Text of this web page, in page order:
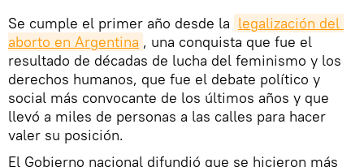
Se cumple el primer año desde la legalización del
aborto en Argentina , una conquista que fue el
resultado de décadas de lucha del feminismo y los
derechos humanos, que fue el debate político y
social más convocante de los últimos años y que
llevó a miles de personas a las calles para hacer
valer su posición.
El Gobierno nacional difundió que se hicieron más